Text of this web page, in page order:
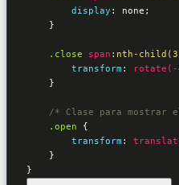
display : none ;
}
.close span :nth-
transform : rotate(-
}
/* Clase para mostrar
.open
{
transform :
}
}